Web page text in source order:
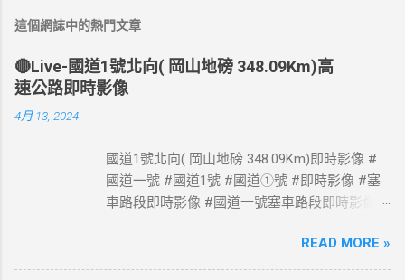
這個網誌中的熱門文章
🔴Live-國道1號北向( 岡山地磅 348.09Km)高
速公路即時影像
4月 13, 2024
國道1號北向( 岡山地磅 348.09Km)即時影像 #
國道一號 #國道1號 #國道①號 #即時影像 #塞
車路段即時影像 #國道一號塞車路段即時影像 #
#國道1號塞車路段 #Taiwan #Live #freeway #
高速公路即時影像 #高速公路 即時了解路況，
READ MORE »